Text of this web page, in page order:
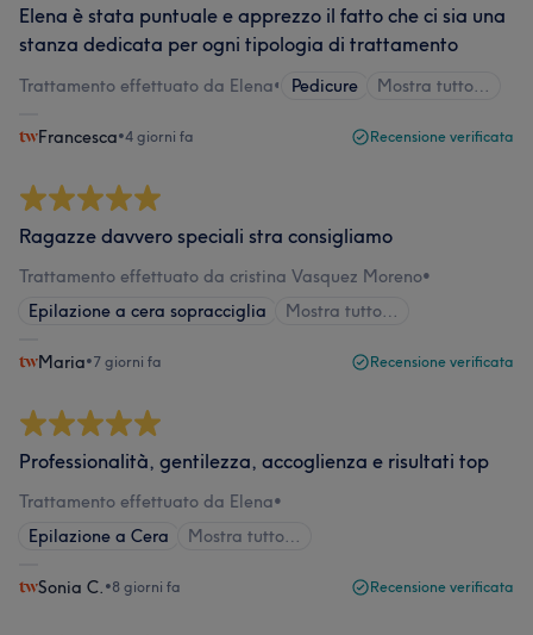
Elena è stata puntuale e apprezzo il fatto che ci sia una
stanza dedicata per ogni tipologia di trattamento
Trattamento effettuato da Elena• Pedicure Mostra tutto…
Francesca•4 giorni fa Recensione verificata
Ragazze davvero speciali stra consigliamo
Trattamento effettuato da cristina Vasquez Moreno•
Epilazione a cera sopracciglia
Mostra tutto…
Maria•7 giorni fa Recensione verificata
Professionalità, gentilezza, accoglienza e risultati top
Trattamento effettuato da Elena•
Epilazione a Cera
Mostra tutto…
Sonia C. •8 giorni fa Recensione verificata